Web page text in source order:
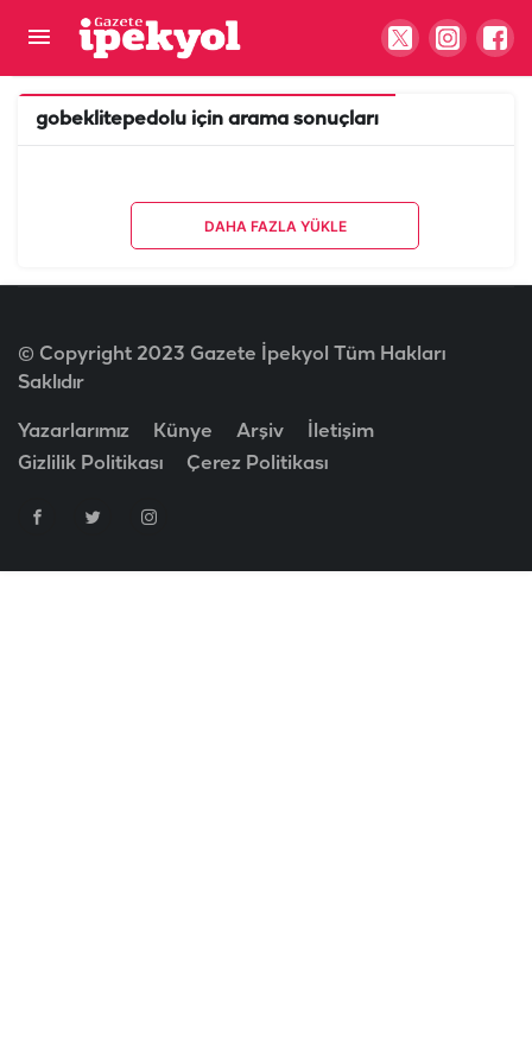
gobeklitepedolu için arama sonuçları
DAHA FAZLA YÜKLE
© Copyright 2023 Gazete İpekyol Tüm Hakları
Saklıdır
Yazarlarımız Künye Arşiv
İletişim
Gizlilik Politikası
Çerez Politikası